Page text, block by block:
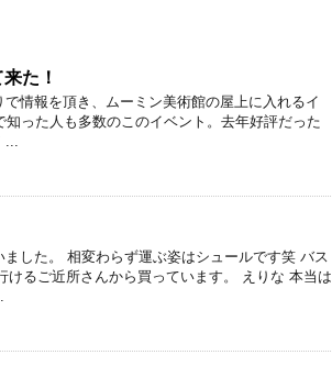
た！
情報を頂き、ムーミン美術館の屋上に入れるイ
った人も多数のこのイベント。去年好評だった
...
した。 相変わらず運ぶ姿はシュールです笑 バス
けるご近所さんから買っています。 えりな 本当は